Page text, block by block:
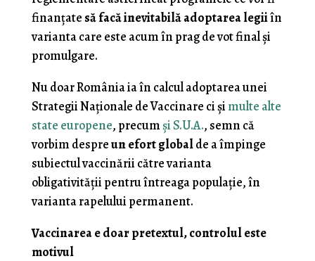
finanţate să facă inevitabilă adoptarea legiiîn
varianta care este acum în prag de vot final şi
promulgare.
Nu doar România ia în calcul adoptarea unei
Strategii Naţionale de Vaccinare ci şi multe alte
state europene, precumşi S.U.A., semn că
vorbim despreun efort globalde a împinge
subiectul vaccinării către varianta
obligativităţii pentru întreaga populaţie, în
varianta rapelului permanent.
Vaccinarea e doar pretextul, controlul este
motivul